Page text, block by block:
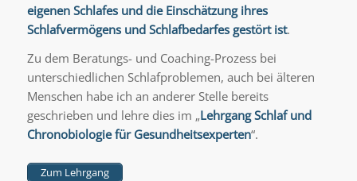
eigenen Schlafes und die Einschätzung ihres
Schlafvermögens und Schlafbedarfes gestört ist.
Zu dem Beratungs- und Coaching-Prozess bei
unterschiedlichen Schlafproblemen, auch bei älteren
Menschen habe ich an anderer Stelle bereits
geschrieben und lehre dies im „Lehrgang Schlaf und
Chronobiologie für Gesundheitsexperten“.
Zum Lehrgang